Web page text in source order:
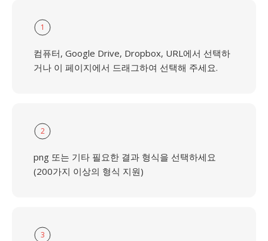
1
컴퓨터, Google Drive, Dropbox, URL에서 선택하
거나 이 페이지에서 드래그하여 선택해 주세요.
2
png 또는 기타 필요한 결과 형식을 선택하세요
(200가지 이상의 형식 지원)
3